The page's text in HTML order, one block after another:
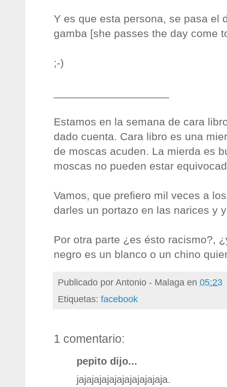
Y es que esta persona, se pasa el
gamba [she passes the day come
;-)
Estamos en la semana de cara
dado cuenta. Cara libro es una
de moscas acuden. La mierda es
moscas no pueden estar
Vamos, que prefiero mil veces a
darles un portazo en las narices y
Por otra parte ¿es ésto racismo?,
negro es un blanco o un chino
Publicado porAntonio - Malaga en 05:23
Etiquetas: facebook
1 comentario:
pepito dijo...
jajajajajajajajajajajaja.